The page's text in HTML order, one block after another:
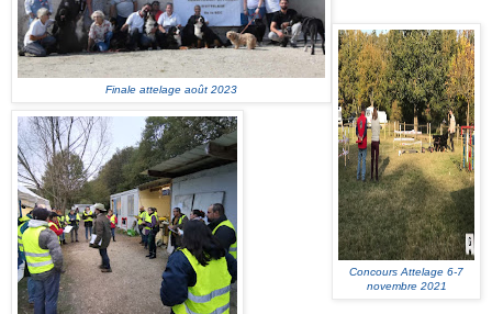
Finale attelage août 2023
Concours Attelage 6-7
novembre 2021